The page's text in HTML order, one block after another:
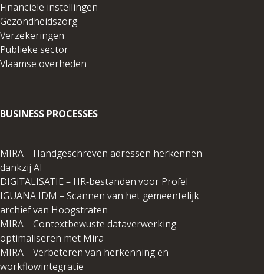
Financiële instellingen
Gezondheidszorg
Verzekeringen
Publieke sector
Vlaamse overheden
BUSINESS PROCESSES
MIRA – Handgeschreven adressen herkennen
dankzij AI
DIGITALISATIE – HR-bestanden voor Profel
IGUANA IDM – Scannen van het gemeentelijk
archief van Hoogstraten
MIRA – Contextbewuste dataverwerking
optimaliseren met Mira
MIRA – Verbeteren van herkenning en
workflowintegratie